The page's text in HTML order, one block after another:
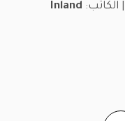
| الكاتب: Inland